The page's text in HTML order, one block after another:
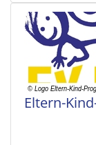
Eltern-